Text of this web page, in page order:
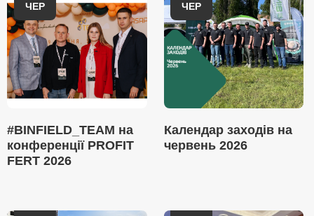
ЧЕР
#BINFIELD_TEAM на
конференції PROFIT
FERT 2026
ЧЕР
Календар заходів на
червень 2026